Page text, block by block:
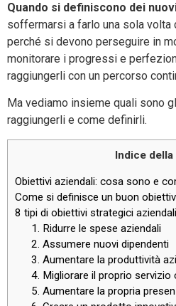
Quando si definiscono dei
soffermarsi a farlo una sola volta
perché si devono perseguire in
monitorare i progressi e
raggiungerli con un percorso
Ma vediamo insieme quali sono
raggiungerli e come definirli.
Indice della
Obiettivi aziendali: cosa sono e
Come si definisce un buon
8 tipi di obiettivi strategici aziendali
1. Ridurre le spese aziendali
2. Assumere nuovi dipendenti
3. Aumentare la produttività
4. Migliorare il proprio servizio
5. Aumentare la propria